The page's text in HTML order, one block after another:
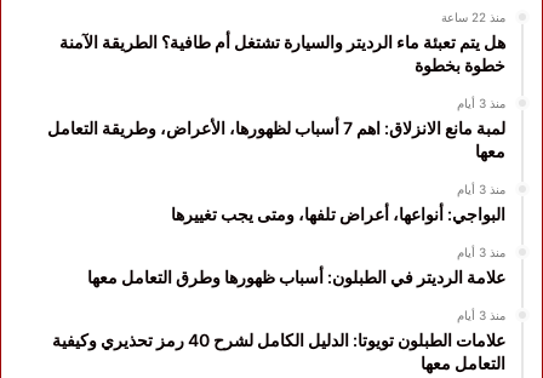
منذ 22 ساعة
هل يتم تعبئة ماء الرديتر والسيارة تشتغل أم طافية؟ الطريقة الآمنة
خطوة بخطوة
منذ 3 أيام
لمبة مانع الانزلاق: اهم 7 أسباب لظهورها، الأعراض، وطريقة التعامل
معها
منذ 3 أيام
البواجي: أنواعها، أعراض تلفها، ومتى يجب تغييرها
منذ 3 أيام
علامة الرديتر في الطبلون: أسباب ظهورها وطرق التعامل معها
منذ 3 أيام
علامات الطبلون تويوتا: الدليل الكامل لشرح 40 رمز تحذيري وكيفية
التعامل معها